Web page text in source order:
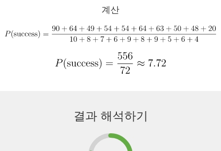
계산
결과 해석하기